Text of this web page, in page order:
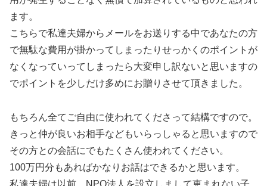
ます。
こちらで私達夫婦からメールをお送りする中であなたの方
で無駄な費用が掛かってしまったりせっかくのポイントが
なくなっていってしまったら大変申し訳ないと思いますの
でポイントを少しだけ多めにお贈りさせて頂きました。
もちろん全てご自由に使われてくださって結構ですので。
きっと仲が良いお相手などもいらっしゃると思いますので
その方との会話にでもたくさん使われてください。
100万円分もあればかなりお話はできるかと思います。
私達夫婦は以前、NPO法人を設立しまして恵まれない子